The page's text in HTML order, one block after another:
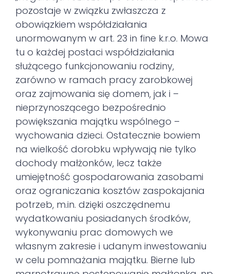
pozostaje w związku zwłaszcza z
obowiązkiem współdziałania
unormowanym w art. 23 in fine k.r.o. Mowa
tu o każdej postaci współdziałania
służącego funkcjonowaniu rodziny,
zarówno w ramach pracy zarobkowej
oraz zajmowania się domem, jak i –
nieprzynoszącego bezpośrednio
powiększania majątku wspólnego –
wychowania dzieci. Ostatecznie bowiem
na wielkość dorobku wpływają nie tylko
dochody małżonków, lecz także
umiejętność gospodarowania zasobami
oraz ograniczania kosztów zaspokajania
potrzeb, m.in. dzięki oszczędnemu
wydatkowaniu posiadanych środków,
wykonywaniu prac domowych we
własnym zakresie i udanym inwestowaniu
w celu pomnażania majątku. Bierne lub